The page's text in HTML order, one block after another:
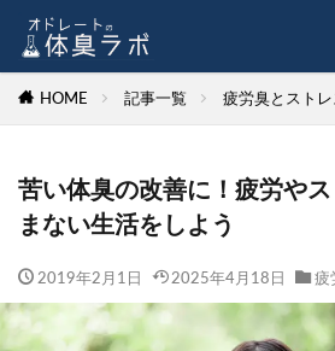
HOME 記事一覧 疲労臭とスト
苦い体臭の改善に！疲労や
まない生活をしよう
2019年2月1日 2025年4月18日 疲